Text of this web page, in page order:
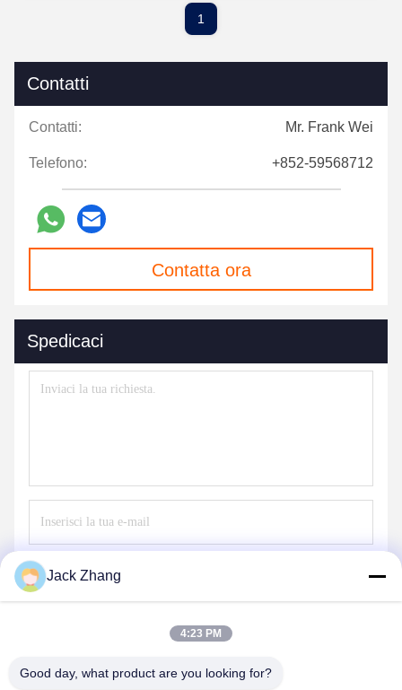
1
Contatti
Contatti: Mr. Frank Wei
Telefono: +852-59568712
Contatta ora
Spedicaci
Jack Zhang
4:23 PM
Good day, what product are you looking for?